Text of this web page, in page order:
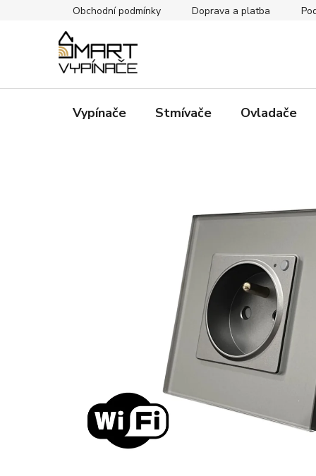
Obchodní podmínky Doprava a platba
Vypínače Stmívače Ovladače